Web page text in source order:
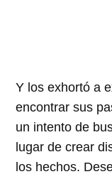
Y los exhortó a
encontrar sus
un intento de
lugar de crear
los hechos.